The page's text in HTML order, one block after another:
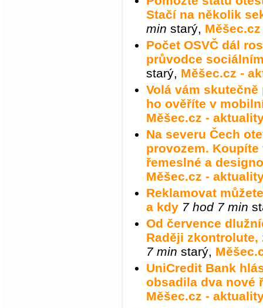
Stačí na několik
min starý,
Počet OSVČ dál
průvodce
starý, Měšec.cz -
Volá vám
ho ověříte v
Měšec.cz -
Na severu Čech
provozem.
řemeslné a
Měšec.cz -
Reklamovat
a kdy 7 hod 7 min
Od července
Raději zkontrolute,
7 min starý,
UniCredit Bank
obsadila dva nové
Měšec.cz -